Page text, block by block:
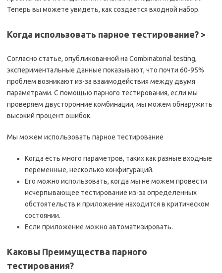
Теперь вы можете увидеть, как создается входной набор.
Когда использовать парное тестирование? >
Согласно статье, опубликованной на Combinatorial testing,
экспериментальные данные показывают, что почти 60-95%
проблем возникают из-за взаимодействия между двумя
параметрами. С помощью парного тестирования, если мы
проверяем двусторонние комбинации, мы можем обнаружить
высокий процент ошибок.
Мы можем использовать парное тестирование
Когда есть много параметров, таких как разные входные
переменные, несколько конфигураций.
Его можно использовать, когда мы не можем провести
исчерпывающее тестирование из-за определенных
обстоятельств и приложение находится в критическом
состоянии.
Если приложение можно автоматизировать.
Каковы Преимущества парного
тестирования?